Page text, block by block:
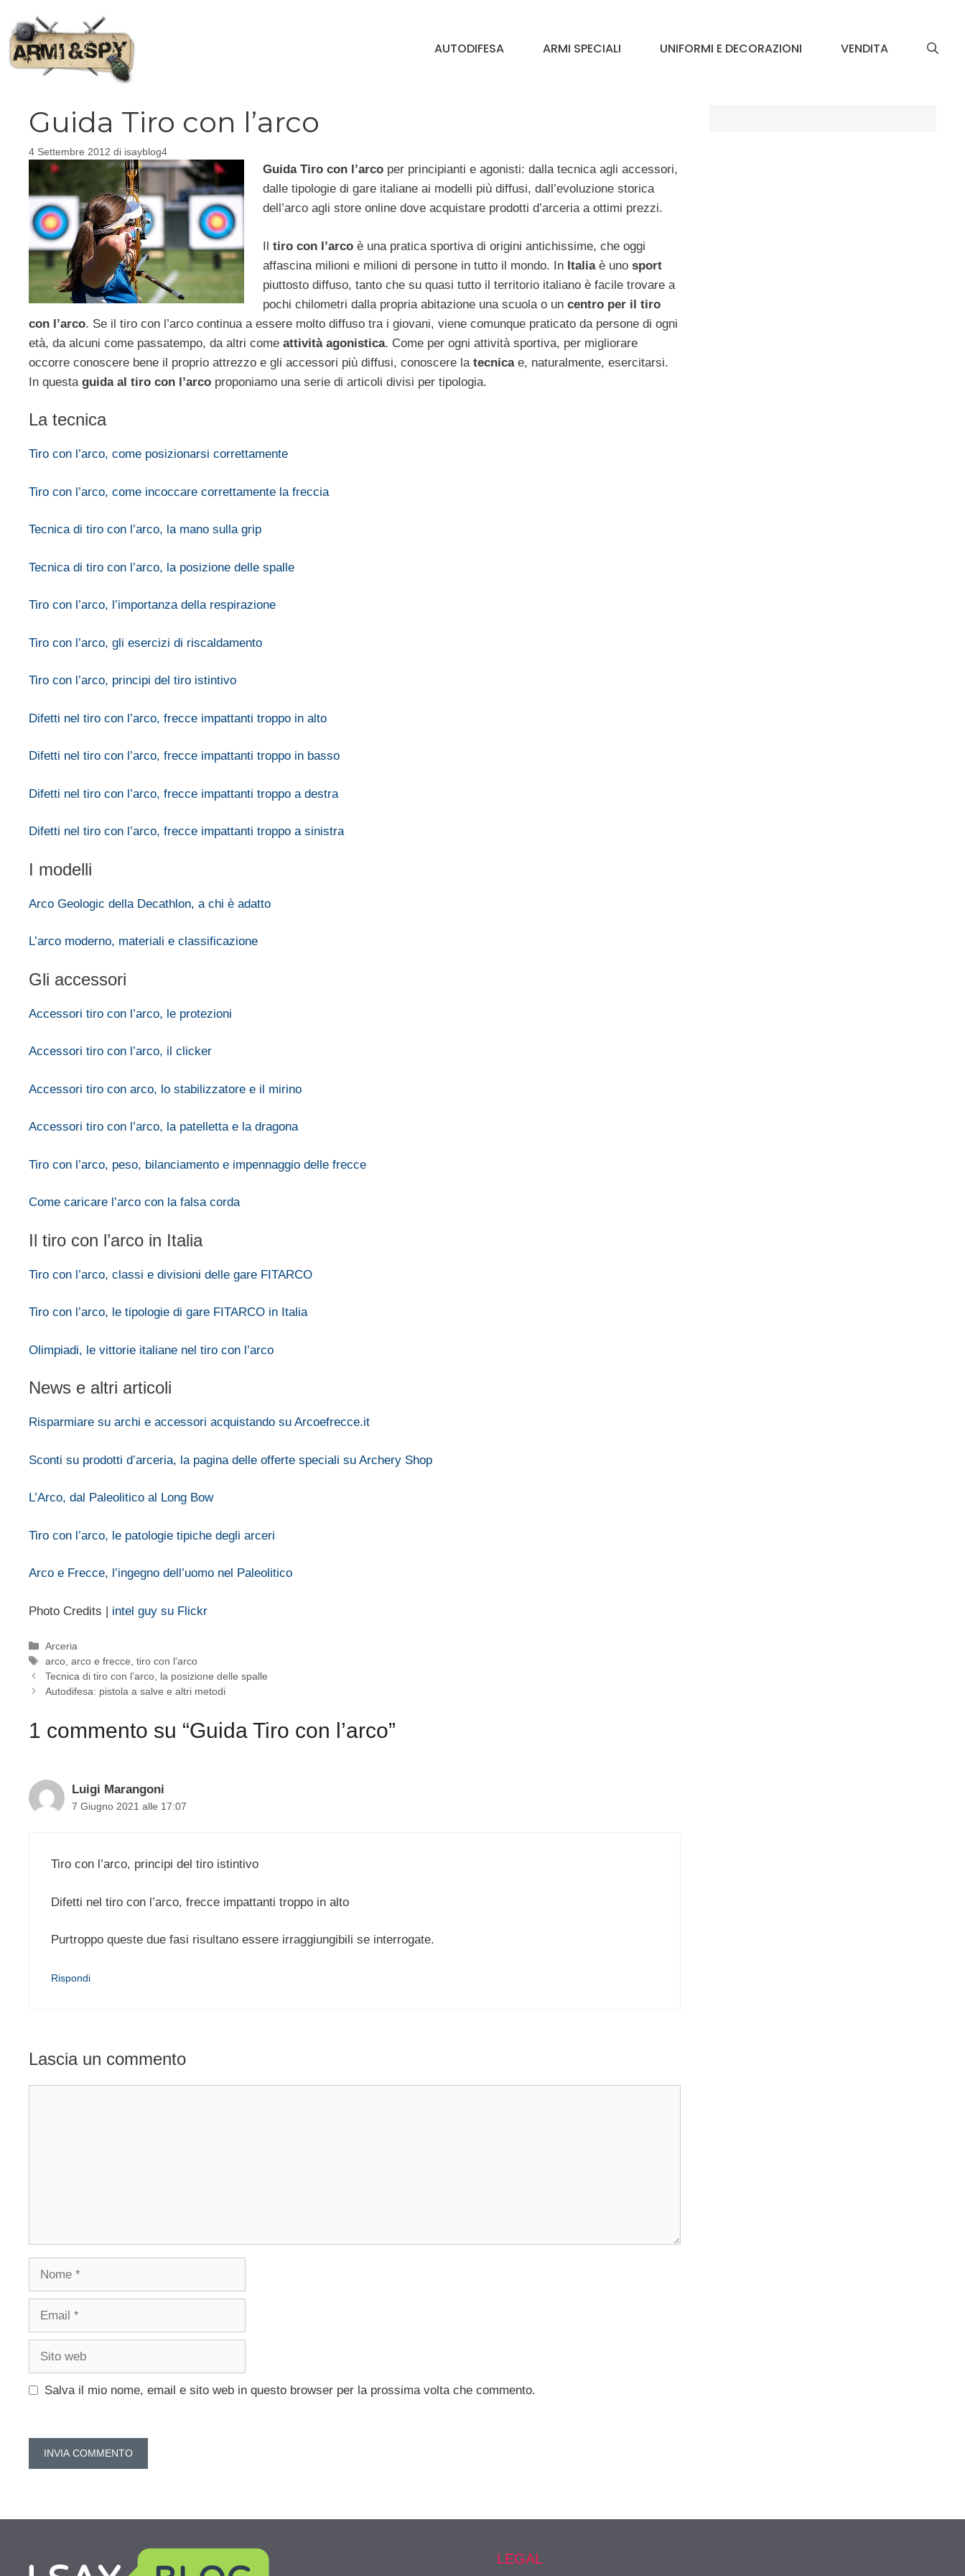
contenuto
AUTODIFESA ARMI SPECIALI UNIFORMI E DECORAZIONI VENDITA
Guida Tiro con l’arco
4 Settembre 2012 di isayblog4
Guida Tiro con l’arcoper principianti e agonisti: dalla tecnica agli accessori,
dalle tipologie di gare italiane ai modelli più diffusi, dall’evoluzione storica
dell’arco agli store online dove acquistare prodotti d’arceria a ottimi prezzi.
Il tiro con l’arcoè una pratica sportiva di origini antichissime, che oggi
affascina milioni e milioni di persone in tutto il mondo. In Italiaè uno sport
piuttosto diffuso, tanto che su quasi tutto il territorio italiano è facile trovare a
pochi chilometri dalla propria abitazione una scuola o un centro per il tiro
con l’arco. Se il tiro con l’arco continua a essere molto diffuso tra i giovani, viene comunque praticato da persone di ogni
età, da alcuni come passatempo, da altri come attività agonistica. Come per ogni attività sportiva, per migliorare
occorre conoscere bene il proprio attrezzo e gli accessori più diffusi, conoscere la tecnicae, naturalmente, esercitarsi.
In questa guida al tiro con l’arco proponiamo una serie di articoli divisi per tipologia.
La tecnica
Tiro con l’arco, come posizionarsi correttamente
Tiro con l’arco, come incoccare correttamente la freccia
Tecnica di tiro con l’arco, la mano sulla grip
Tecnica di tiro con l’arco, la posizione delle spalle
Tiro con l’arco, l’importanza della respirazione
Tiro con l’arco, gli esercizi di riscaldamento
Tiro con l’arco, principi del tiro istintivo
Difetti nel tiro con l’arco, frecce impattanti troppo in alto
Difetti nel tiro con l’arco, frecce impattanti troppo in basso
Difetti nel tiro con l’arco, frecce impattanti troppo a destra
Difetti nel tiro con l’arco, frecce impattanti troppo a sinistra
I modelli
Arco Geologic della Decathlon, a chi è adatto
L’arco moderno, materiali e classificazione
Gli accessori
Accessori tiro con l’arco, le protezioni
Accessori tiro con l’arco, il clicker
Accessori tiro con arco, lo stabilizzatore e il mirino
Accessori tiro con l’arco, la patelletta e la dragona
Tiro con l’arco, peso, bilanciamento e impennaggio delle frecce
Come caricare l’arco con la falsa corda
Il tiro con l’arco in Italia
Tiro con l’arco, classi e divisioni delle gare FITARCO
Tiro con l’arco, le tipologie di gare FITARCO in Italia
Olimpiadi, le vittorie italiane nel tiro con l’arco
News e altri articoli
Risparmiare su archi e accessori acquistando su Arcoefrecce.it
Sconti su prodotti d’arceria, la pagina delle offerte speciali su Archery Shop
L’Arco, dal Paleolitico al Long Bow
Tiro con l’arco, le patologie tipiche degli arceri
Arco e Frecce, l’ingegno dell’uomo nel Paleolitico
Photo Credits | intel guy su Flickr
Categorie
Arceria
Tag
arco ,arco e frecce ,tiro con l'arco
Tecnica di tiro con l’arco, la posizione delle spalle
Autodifesa: pistola a salve e altri metodi
1 commento su “Guida Tiro con l’arco”
Luigi Marangoni
7 Giugno 2021 alle 17:07
Tiro con l’arco, principi del tiro istintivo
Difetti nel tiro con l’arco, frecce impattanti troppo in alto
Purtroppo queste due fasi risultano essere irraggiungibili se interrogate.
Rispondi
Lascia un commento
Nome
Email
Sito
Salva il mio nome, email e sito web in questo browser per la prossima volta che commento.
LEGAL